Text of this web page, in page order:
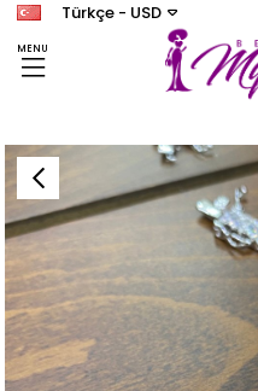
MENU
Türkçe - USD
Kadın Gümüş